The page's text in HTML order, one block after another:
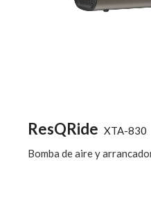
ResQRide XTA-830
Bomba de aire y